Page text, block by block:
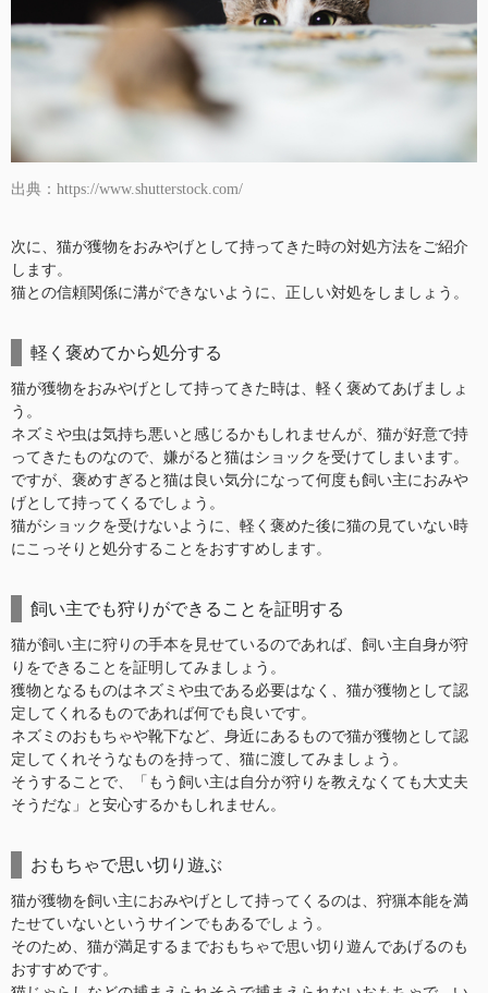
出典：https://www.shutterstock.com/
次に、猫が獲物をおみやげとして持ってきた時の対処方法をご紹介
します。
猫との信頼関係に溝ができないように、正しい対処をしましょう。
軽く褒めてから処分する
猫が獲物をおみやげとして持ってきた時は、軽く褒めてあげましょ
う。
ネズミや虫は気持ち悪いと感じるかもしれませんが、猫が好意で持
ってきたものなので、嫌がると猫はショックを受けてしまいます。
ですが、褒めすぎると猫は良い気分になって何度も飼い主におみや
げとして持ってくるでしょう。
猫がショックを受けないように、軽く褒めた後に猫の見ていない時
にこっそりと処分することをおすすめします。
飼い主でも狩りができることを証明する
猫が飼い主に狩りの手本を見せているのであれば、飼い主自身が狩
りをできることを証明してみましょう。
獲物となるものはネズミや虫である必要はなく、猫が獲物として認
定してくれるものであれば何でも良いです。
ネズミのおもちゃや靴下など、身近にあるもので猫が獲物として認
定してくれそうなものを持って、猫に渡してみましょう。
そうすることで、「もう飼い主は自分が狩りを教えなくても大丈夫
そうだな」と安心するかもしれません。
おもちゃで思い切り遊ぶ
猫が獲物を飼い主におみやげとして持ってくるのは、狩猟本能を満
たせていないというサインでもあるでしょう。
そのため、猫が満足するまでおもちゃで思い切り遊んであげるのも
おすすめです。